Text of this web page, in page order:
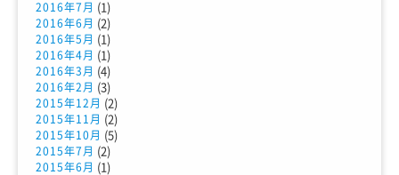
2016年7月 (1)
2016年6月 (2)
2016年5月 (1)
2016年4月 (1)
2016年3月 (4)
2016年2月 (3)
2015年12月 (2)
2015年11月 (2)
2015年10月 (5)
2015年7月 (2)
2015年6月 (1)